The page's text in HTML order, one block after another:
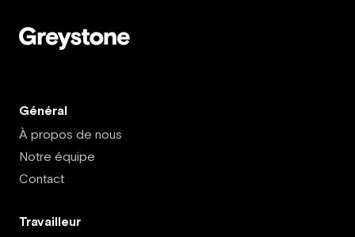
Général
À propos de nous
Notre équipe
Contact
Travailleur